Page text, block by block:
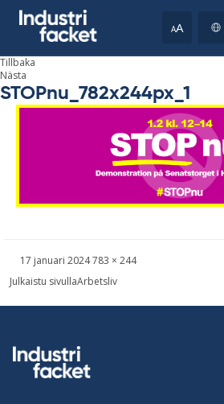
AA
Tillbaka
Nästa
STOPnu_782x244px_1
Skriven
17 januari 2024Bild
full
783 × 244
Inläggsnavigering
Julkaistu sivullaArbetsliv